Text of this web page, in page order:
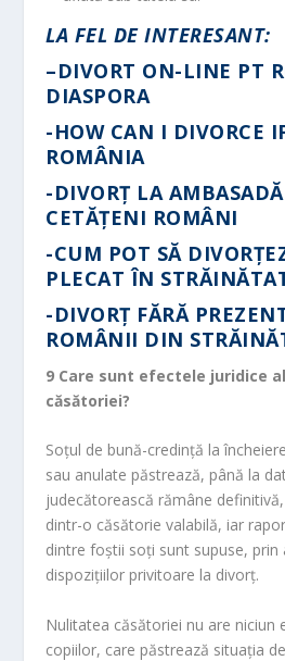
LA FEL DE INTERESANT:
–DIVORT ON-LINE PT
DIASPORA
-HOW CAN I DIVORCE
ROMÂNIA
-DIVORȚ LA
CETĂȚENI ROMÂNI
-CUM POT SĂ
PLECAT ÎN
-DIVORȚ FĂRĂ
ROMÂNII DIN
9 Care sunt efectele juridice
căsătoriei?
Soţul de bună-credinţă la
sau anulate păstrează, până la
judecătorească rămâne
dintr-o căsătorie valabilă, iar
dintre foştii soţi sunt supuse, prin
dispoziţiilor privitoare la divorţ.
Nulitatea căsătoriei nu are niciun
copiilor, care păstrează situaţia